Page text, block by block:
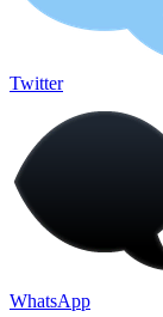
Twitter
WhatsApp